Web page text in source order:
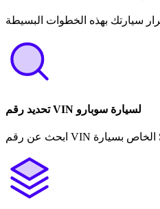
سيارتك بهذه الخطوات البسيطة
تحديد رقم VIN لسيارة سوبارو